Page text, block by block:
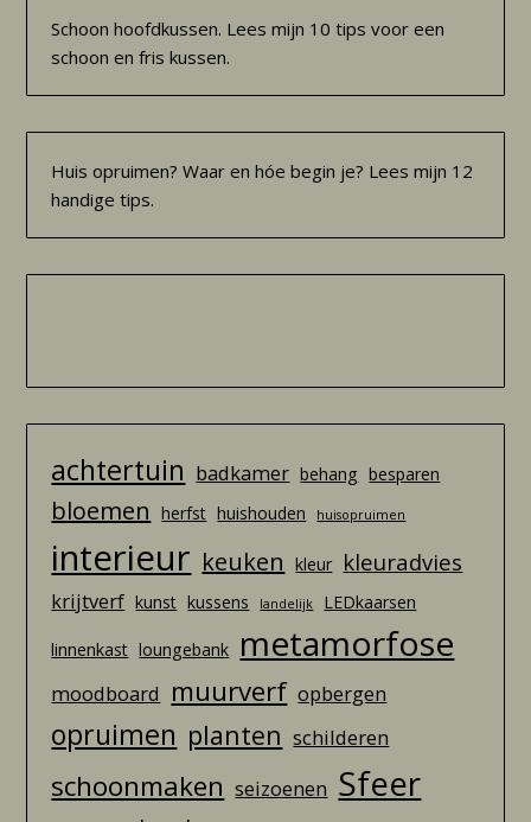
Schoon hoofdkussen. Lees mijn 10 tips voor een
schoon en fris kussen.
Huis opruimen? Waar en hóe begin je? Lees mijn 12
handige tips.
achtertuin badkamer behang besparen
bloemen herfst huishouden huisopruimen
interieur keuken kleur kleuradvies
krijtverf kunst kussens landelijk LEDkaarsen
linnenkast loungebank metamorfose
moodboard muurverf opbergen
opruimen planten schilderen
schoonmaken seizoenen Sfeer